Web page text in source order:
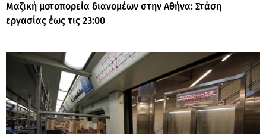
Μαζική μοτοπορεία διανομέων στην Αθήνα: Στάση
εργασίας έως τις 23:00